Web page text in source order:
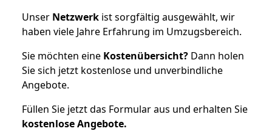
Unser Netzwerk ist sorgfältig ausgewählt, wir
haben viele Jahre Erfahrung im Umzugsbereich.
Sie möchten eine Kostenübersicht? Dann holen
Sie sich jetzt kostenlose und unverbindliche
Angebote.
Füllen Sie jetzt das Formular aus und erhalten Sie
kostenloseAngebote.